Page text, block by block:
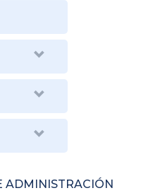
ADMINISTRACIÓN